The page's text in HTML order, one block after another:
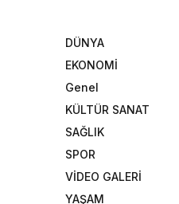
DÜNYA
EKONOMİ
Genel
KÜLTÜR SANAT
SAĞLIK
SPOR
VİDEO GALERİ
YAŞAM